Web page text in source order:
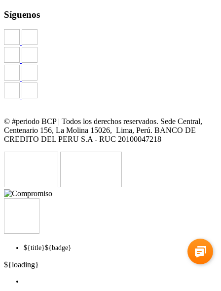
Síguenos
© #periodo BCP | Todos los derechos reservados. Sede Central,
Centenario 156, La Molina 15026, Lima, Perú. BANCO DE
CREDITO DEL PERU S.A - RUC 20100047218
${title}${badge}
${loading}